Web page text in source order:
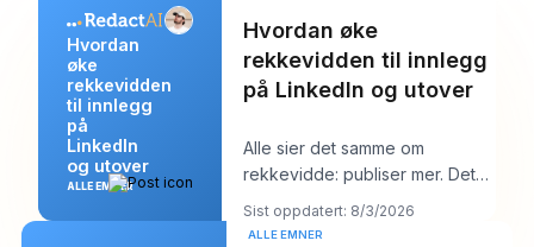
Hvordan
øke
rekkevidden
til innlegg
på
LinkedIn
og utover
ALLE EMNER
Hvordan øke
rekkevidden til innlegg
på LinkedIn og utover
Alle sier det samme om
rekkevidde: publiser mer. Det
rådet høres produktivt ut, men
det skjuler som
Sist oppdatert: 8/3/2026
ALLE EMNER